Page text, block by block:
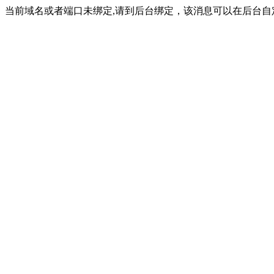
当前域名或者端口未绑定,请到后台绑定，该消息可以在后台自